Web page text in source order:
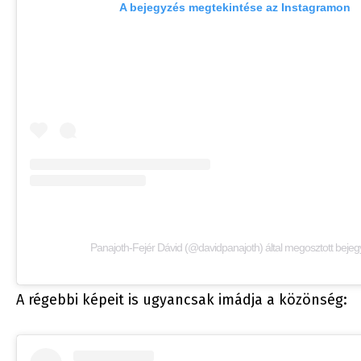
A bejegyzés megtekintése az Instagramon
Panajoth-Fejér Dávid (@davidpanajoth) által megosztott
A régebbi képeit is ugyancsak imádja a közönség: